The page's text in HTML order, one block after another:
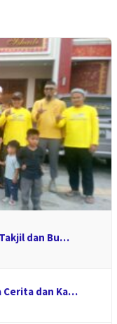
dan Bu…
Cerita dan Ka…